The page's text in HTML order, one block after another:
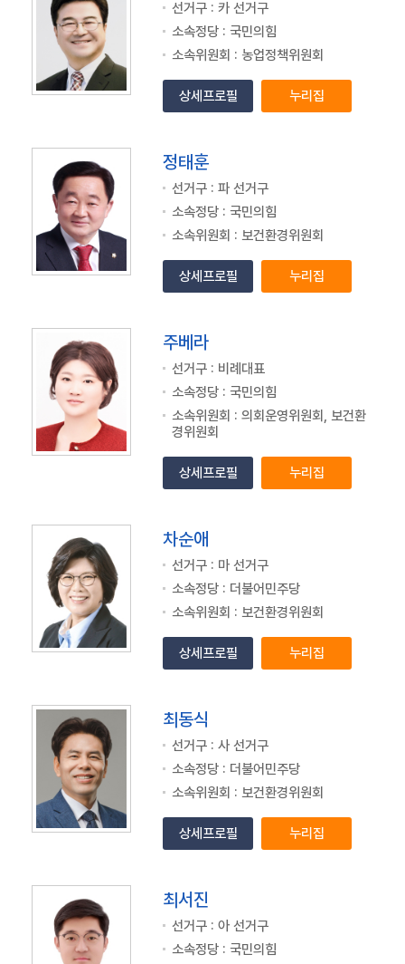
선거구 : 카 선거구
소속정당 : 국민의힘
소속위원회 : 농업정책위원회
상세프로필 누리집
정태훈
선거구 : 파 선거구
소속정당 : 국민의힘
소속위원회 : 보건환경위원회
상세프로필 누리집
주베라
선거구 : 비례대표
소속정당 : 국민의힘
소속위원회 : 의회운영위원회, 보건환
경위원회
상세프로필 누리집
차순애
선거구 : 마 선거구
소속정당 : 더불어민주당
소속위원회 : 보건환경위원회
상세프로필 누리집
최동식
선거구 : 사 선거구
소속정당 : 더불어민주당
소속위원회 : 보건환경위원회
상세프로필 누리집
최서진
선거구 : 아 선거구
소속정당 : 국민의힘